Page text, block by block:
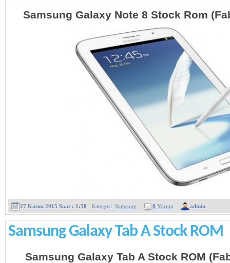
Samsung Galaxy Note 8 Stock Rom
27 Kasım 2015 Saat : 1:50 Kategori :Samsung 0 Yorum admin
Samsung Galaxy Tab A Stock ROM
Samsung Galaxy Tab A Stock ROM